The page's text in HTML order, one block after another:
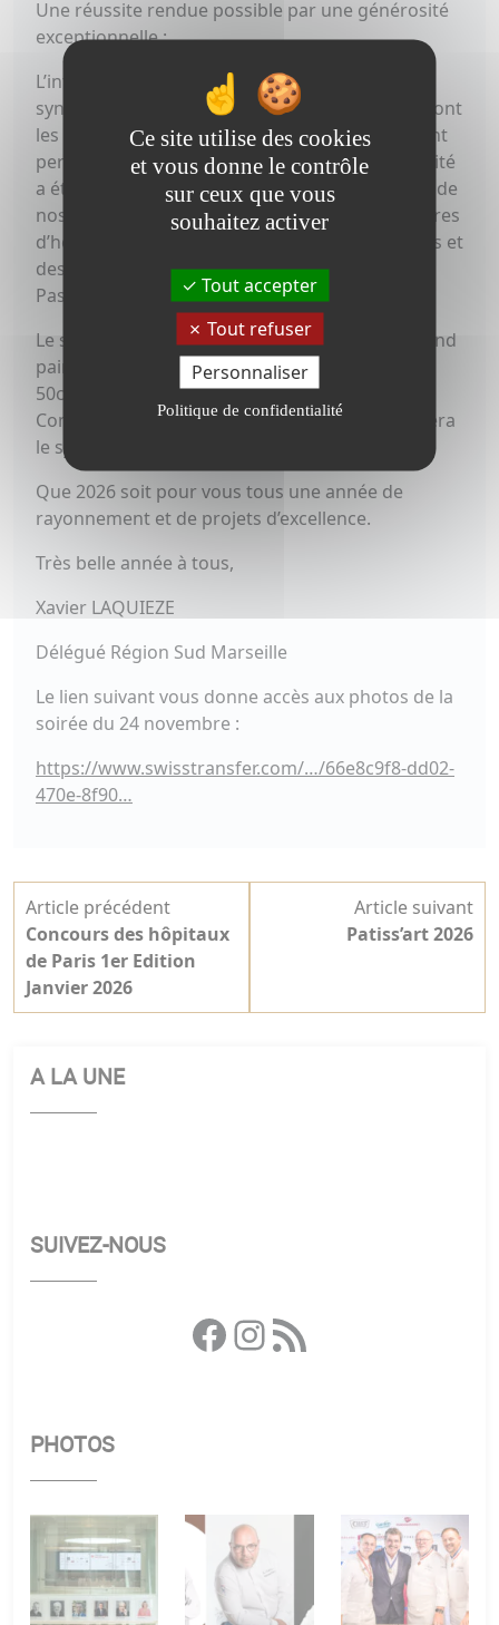
​Une réussite rendue possible par une générosité
exceptionnelle :
L’intégralité de ce don est le résultat d’une
synergie unique. Je remercie nos partenaires, dont
les dons en nature d’une valeur considérable ont
permis de couvrir tous les coûts. Cette générosité
a été sublimée par le mécénat de compétences de
nos 12 chefs des Toques Françaises et des maîtres
d’hôtel, ainsi que par l’expertise des professeurs et
des 16 élèves du Lycée Hôtelier Jean-Paul
Passédat.
​Le souvenir de ce record du monde du plus grand
pain médiéval — une pièce de 53 kg (2,20m x
50cm) — authentifié par Maître Céline Barra,
Commissaire de Justice à Aix-en-Provence, restera
le symbole de notre fraternité.
​Que 2026 soit pour vous tous une année de
rayonnement et de projets d’excellence.
​Très belle année à tous,
​Xavier LAQUIEZE
Délégué Région Sud Marseille
Le lien suivant vous donne accès aux photos de la
soirée du 24 novembre :
https://www.swisstransfer.com/…/66e8c9f8-dd02-
470e-8f90…
Navigation
de
l’article
Article précédent
Concours des hôpitaux
de Paris 1er Edition
Janvier 2026
Article suivant
Patiss’art 2026
A LA UNE
SUIVEZ-NOUS
Facebook
Instagram
Flux RSS
PHOTOS
Ce site utilise des cookies
et vous donne le contrôle
sur ceux que vous
souhaitez activer
Tout accepter
Tout refuser
Personnaliser
Politique de confidentialité